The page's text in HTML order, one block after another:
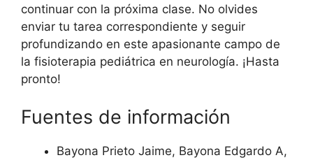
continuar con la próxima clase. No olvides
enviar tu tarea correspondiente y seguir
profundizando en este apasionante campo de
la fisioterapia pediátrica en neurología. ¡Hasta
pronto!
Fuentes de información
Bayona Prieto Jaime, Bayona Edgardo A,